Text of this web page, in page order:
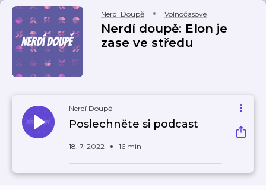
Nerdí Doupě Volnočasové
Nerdí doupě: Elon je
zase ve středu
Nerdí Doupě
Poslechněte si podcast
18. 7. 2022 16 min